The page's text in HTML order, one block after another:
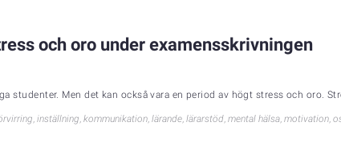
och oro under examensskrivningen
studenter. Men det kan också vara en period av högt stress och oro.
, inställning, kommunikation, lärande, lärarstöd, mental hälsa, motivation,